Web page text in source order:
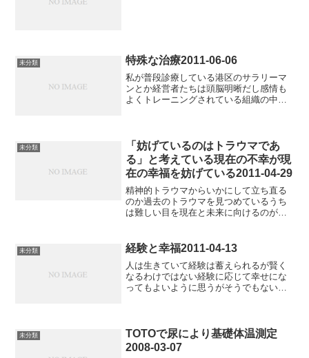
未分類 特殊な治療2011-06-06
私が普段診療している港区のサラリーマ
ンとか経営者たちは頭脳明晰だし感情も
よくトレーニングされている組織の中で
なったりパニック障害とか...
未分類
「妨げているのはトラウマであ
る」と考えている現在の不幸が現
在の幸福を妨げている2011-04-29
精神的トラウマからいかにして立ち直る
のか過去のトラウマを見つめているうち
は難しい目を現在と未来に向けるのが解
げているものが過去の精神的トラウマで
あると考えるので循環して...
未分類 経験と幸福2011-04-13
人は生きていて経験は蓄えられるが賢く
なるわけではない経験に応じて幸せにな
ってもよいように思うがそうでもない経
ばしば幸福を感じるように...
未分類
TOTOで尿により基礎体温測定
2008-03-07